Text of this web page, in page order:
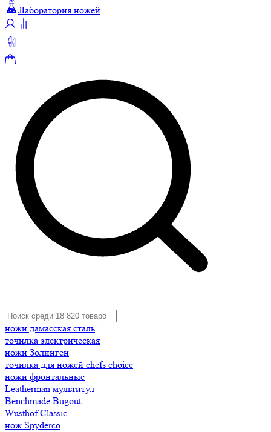
Лаборатория ножей
ножи дамасская сталь
точилка электрическая
ножи Золинген
точилка для ножей chefs choice
ножи фронтальные
Leatherman мультитул
Benchmade Bugout
Wüsthof Classic
нож Spyderco